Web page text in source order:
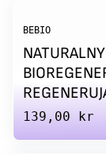
BEBIO
Regular
139,00 kr